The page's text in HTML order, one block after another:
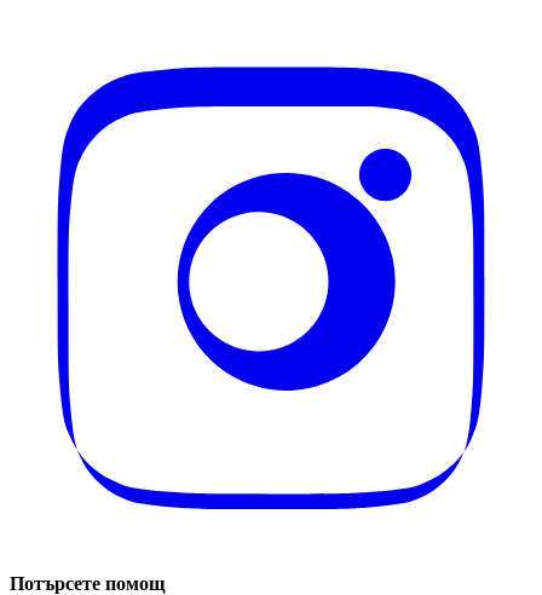
Потърсете помощ